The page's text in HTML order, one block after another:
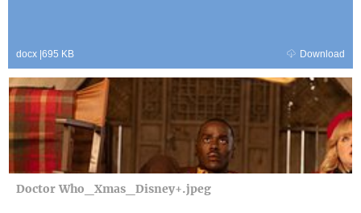
docx 695 KB Download
Doctor Who_Xmas_Disney+.jpeg